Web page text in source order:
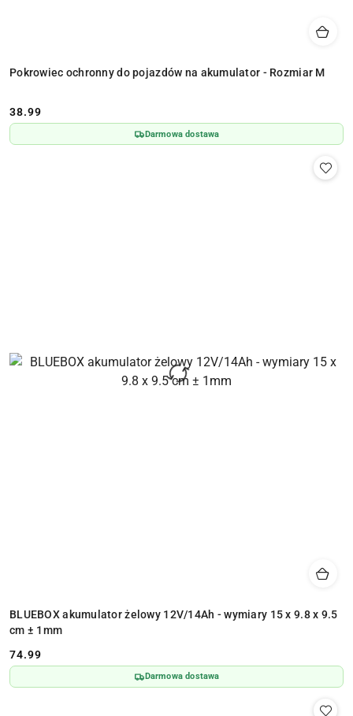
Pokrowiec ochronny do pojazdów na akumulator - Rozmiar M
Cena:
38.99
Darmowa dostawa
BLUEBOX akumulator żelowy 12V/14Ah - wymiary 15 x 9.8 x 9.5
cm ± 1mm
Cena:
74.99
Darmowa dostawa